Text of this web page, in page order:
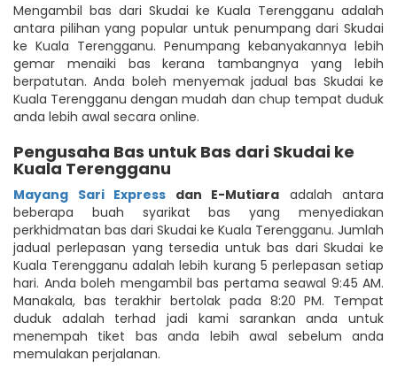
Mengambil bas dari Skudai ke Kuala Terengganu adalah
antara pilihan yang popular untuk penumpang dari Skudai
ke Kuala Terengganu. Penumpang kebanyakannya lebih
gemar menaiki bas kerana tambangnya yang lebih
berpatutan. Anda boleh menyemak jadual bas Skudai ke
Kuala Terengganu dengan mudah dan chup tempat duduk
anda lebih awal secara online.
Pengusaha Bas untuk Bas dari Skudai ke
Kuala Terengganu
Mayang Sari Express dan E-Mutiara adalah antara
beberapa buah syarikat bas yang menyediakan
perkhidmatan bas dari Skudai ke Kuala Terengganu. Jumlah
jadual perlepasan yang tersedia untuk bas dari Skudai ke
Kuala Terengganu adalah lebih kurang 5 perlepasan setiap
hari. Anda boleh mengambil bas pertama seawal 9:45 AM.
Manakala, bas terakhir bertolak pada 8:20 PM. Tempat
duduk adalah terhad jadi kami sarankan anda untuk
menempah tiket bas anda lebih awal sebelum anda
memulakan perjalanan.